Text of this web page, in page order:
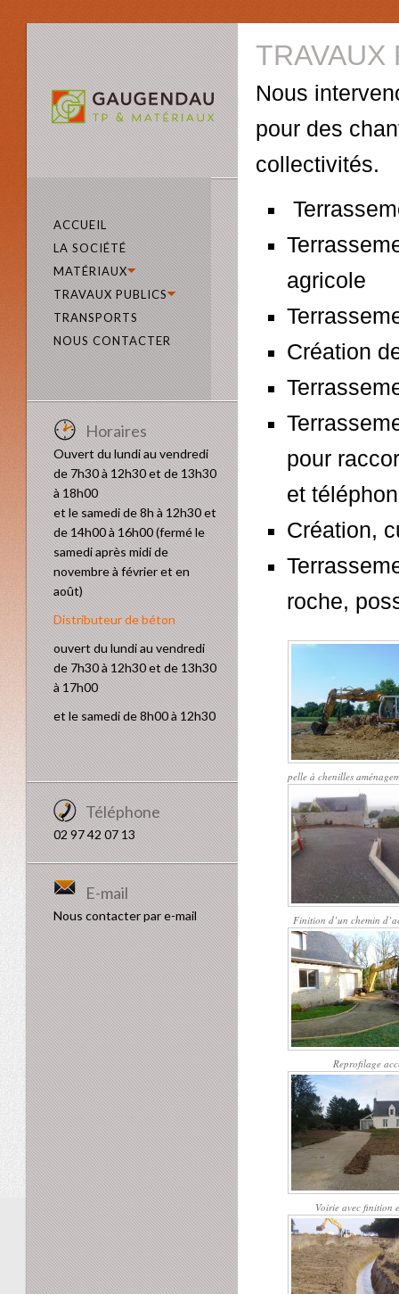
ACCUEIL
LA SOCIÉTÉ
MATÉRIAUX
TRAVAUX PUBLICS
TRANSPORTS
NOUS CONTACTER
Horaires
Ouvert du lundi au vendredi
de 7h30 à 12h30 et de 13h30
à 18h00
et le samedi de 8h à 12h30 et
de 14h00 à 16h00 (fermé le
samedi après midi de
novembre à février et en
août)
Distributeur de béton
ouvert du lundi au vendredi
de 7h30 à 12h30 et de 13h30
à 17h00
et le samedi de 8h00 à 12h30
Téléphone
02 97 42 07 13
E-mail
Nous contacter par e-mail
TRAVAUX
Nous
pour des
collectivités.
agricole
Création
pour
et
Création,
roche,
pelle à chenilles
Finition d’un chemin
Reprofilage
Voirie avec finition